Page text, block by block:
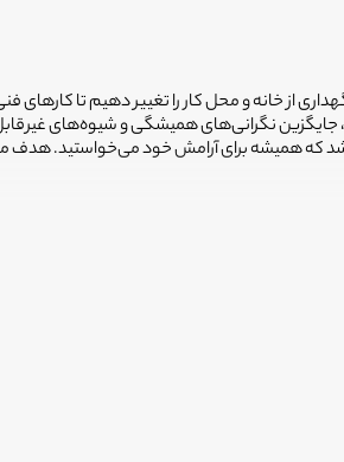
از خانه و محل کار را تغییر دهیم تا
جایگزین نگرانی‌های همیشگی و شیوه‌های
که همیشه برای آرامش خود می‌خواستید.